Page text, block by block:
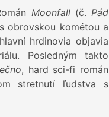
Moonfall(č.Pád
obrovskou kométou a
hrdinovia objavia
Posledným takto
, hard sci-fi román
stretnutí ľudstva s